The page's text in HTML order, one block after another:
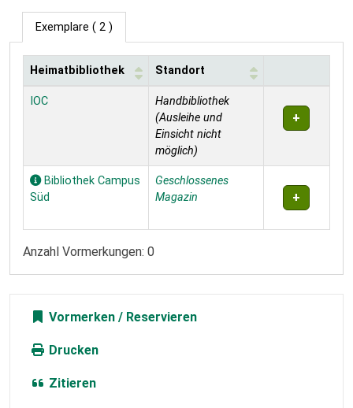
Exemplare ( 2 )
Exemplare
Heimatbibliothek Standort
IOC
Handbibliothek
(Ausleihe und
Einsicht nicht
möglich)
Bibliothek Campus
Süd
Geschlossenes
Magazin
Anzahl Vormerkungen: 0
Vormerken
Drucken
Zitieren